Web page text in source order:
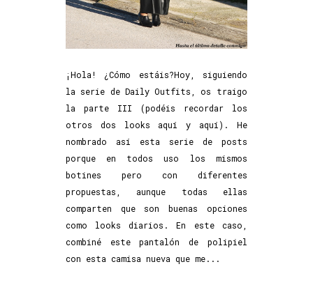
¡Hola! ¿Cómo estáis?Hoy, siguiendo
la serie de Daily Outfits, os traigo
la parte III (podéis recordar los
otros dos looks aquí y aquí). He
nombrado así esta serie de posts
porque en todos uso los mismos
botines pero con diferentes
propuestas, aunque todas ellas
comparten que son buenas opciones
como looks diarios. En este caso,
combiné este pantalón de polipiel
con esta camisa nueva que me...